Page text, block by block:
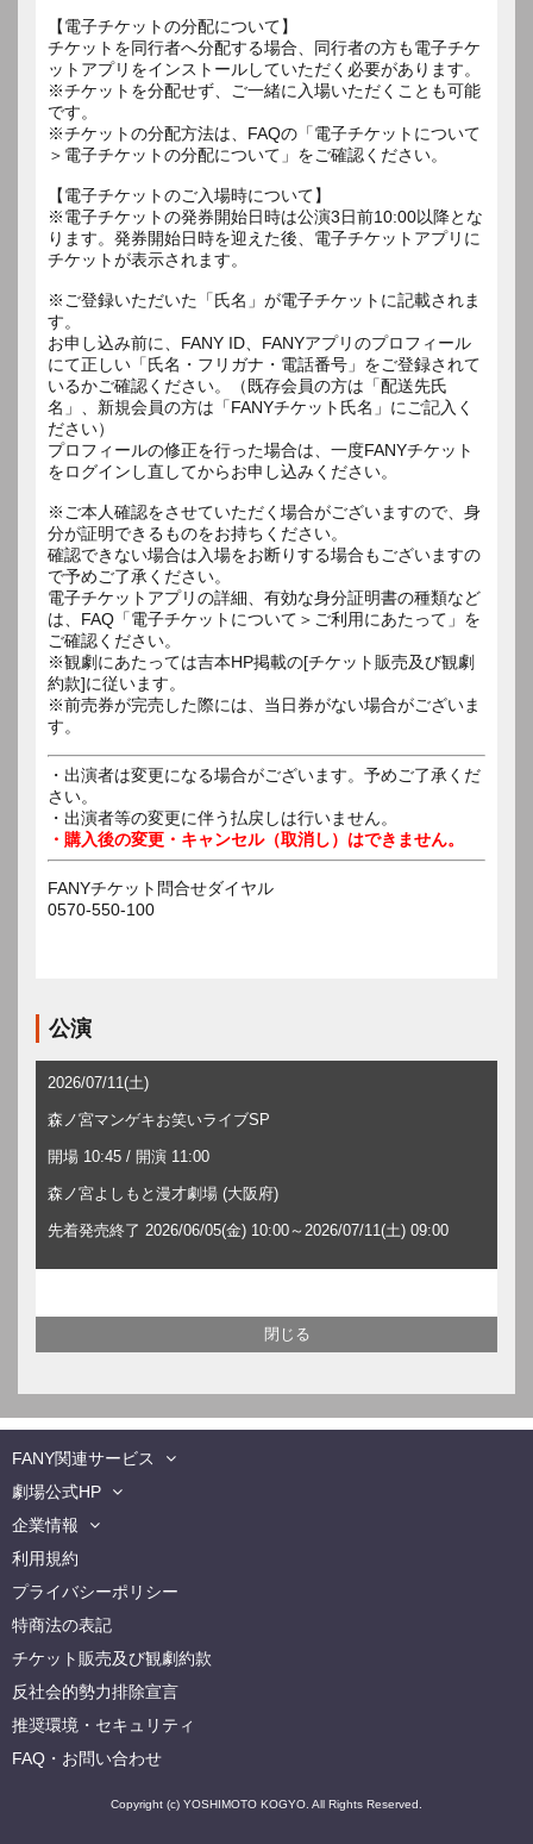
【電子チケットの分配について】
チケットを同行者へ分配する場合、同行者の方も電子チケ
ットアプリをインストールしていただく必要があります。
※チケットを分配せず、ご一緒に入場いただくことも可能
です。
※チケットの分配方法は、FAQの「電子チケットについて
＞電子チケットの分配について」をご確認ください。
【電子チケットのご入場時について】
※電子チケットの発券開始日時は公演3日前10:00以降とな
ります。発券開始日時を迎えた後、電子チケットアプリに
チケットが表示されます。
※ご登録いただいた「氏名」が電子チケットに記載されま
す。
お申し込み前に、FANY ID、FANYアプリのプロフィール
にて正しい「氏名・フリガナ・電話番号」をご登録されて
いるかご確認ください。（既存会員の方は「配送先氏
名」、新規会員の方は「FANYチケット氏名」にご記入く
ださい）
プロフィールの修正を行った場合は、一度FANYチケット
をログインし直してからお申し込みください。
※ご本人確認をさせていただく場合がございますので、身
分が証明できるものをお持ちください。
確認できない場合は入場をお断りする場合もございますの
で予めご了承ください。
電子チケットアプリの詳細、有効な身分証明書の種類など
は、FAQ「電子チケットについて＞ご利用にあたって」を
ご確認ください。
※観劇にあたっては吉本HP掲載の[チケット販売及び観劇
約款]に従います。
※前売券が完売した際には、当日券がない場合がございま
す。
・出演者は変更になる場合がございます。予めご了承くだ
さい。
・出演者等の変更に伴う払戻しは行いません。
・購入後の変更・キャンセル（取消し）はできません。
FANYチケット問合せダイヤル
0570-550-100
公演
2026/07/11(土)
森ノ宮マンゲキお笑いライブSP
開場 10:45 / 開演 11:00
森ノ宮よしもと漫才劇場 (大阪府)
先着発売終了 2026/06/05(金) 10:00～2026/07/11(土) 09:00
FANY関連サービス
劇場公式HP
企業情報
利用規約
プライバシーポリシー
特商法の表記
チケット販売及び観劇約款
反社会的勢力排除宣言
推奨環境・セキュリティ
FAQ・お問い合わせ
Copyright (c) YOSHIMOTO KOGYO. All Rights Reserved.